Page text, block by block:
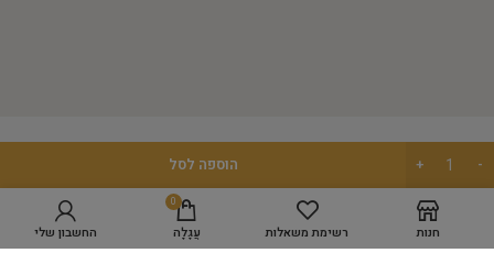
מפת אתר
GROOMING ACADEMY
הוספה לסל
חנות רשימת משאלות
0
עֲגָלָה החשבון שלי